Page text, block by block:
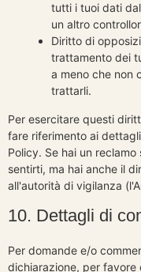
tutti i tuoi dati
un altro
Diritto di
trattamento dei
a meno che non
trattarli.
Per esercitare questi
fare riferimento ai
Policy. Se hai un
sentirti, ma hai anche il
all'autorità di vigilanza
10. Dettagli di
Per domande e/o
dichiarazione, per